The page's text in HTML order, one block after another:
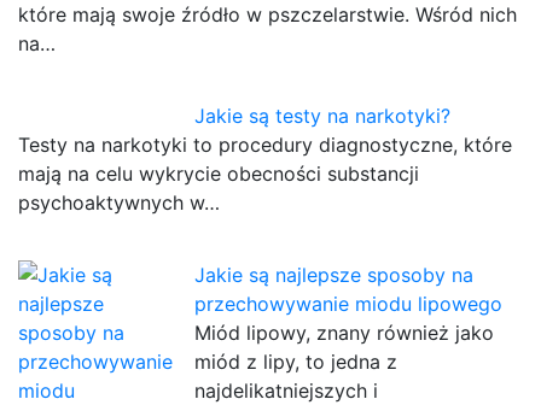
które mają swoje źródło w pszczelarstwie. Wśród nich
na…
Jakie są testy na narkotyki?
Testy na narkotyki to procedury diagnostyczne, które
mają na celu wykrycie obecności substancji
psychoaktywnych w…
Jakie są najlepsze sposoby na
przechowywanie miodu lipowego
Miód lipowy, znany również jako
miód z lipy, to jedna z
najdelikatniejszych i